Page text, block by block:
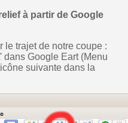
à partir de Google
le trajet de notre coupe :
dans Google Eart (Menu
suivante dans la